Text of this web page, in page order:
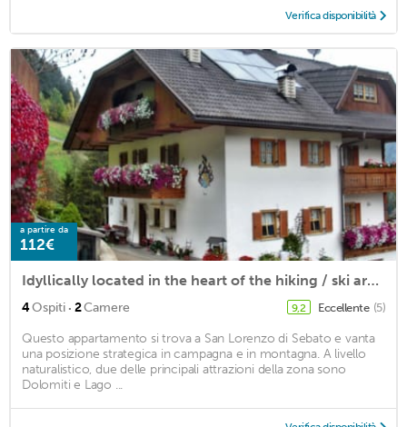
Verifica disponibilità
a partire da
112€
Idyllically located in the heart of the hiking / ski area of ​​the Kronplatz
4Ospiti · 2Camere 9,2 Eccellente (5)
Questo appartamento si trova a San Lorenzo di Sebato e vanta
una posizione strategica in campagna e in montagna. A livello
naturalistico, due delle principali attrazioni della zona sono
Dolomiti e Lago ...